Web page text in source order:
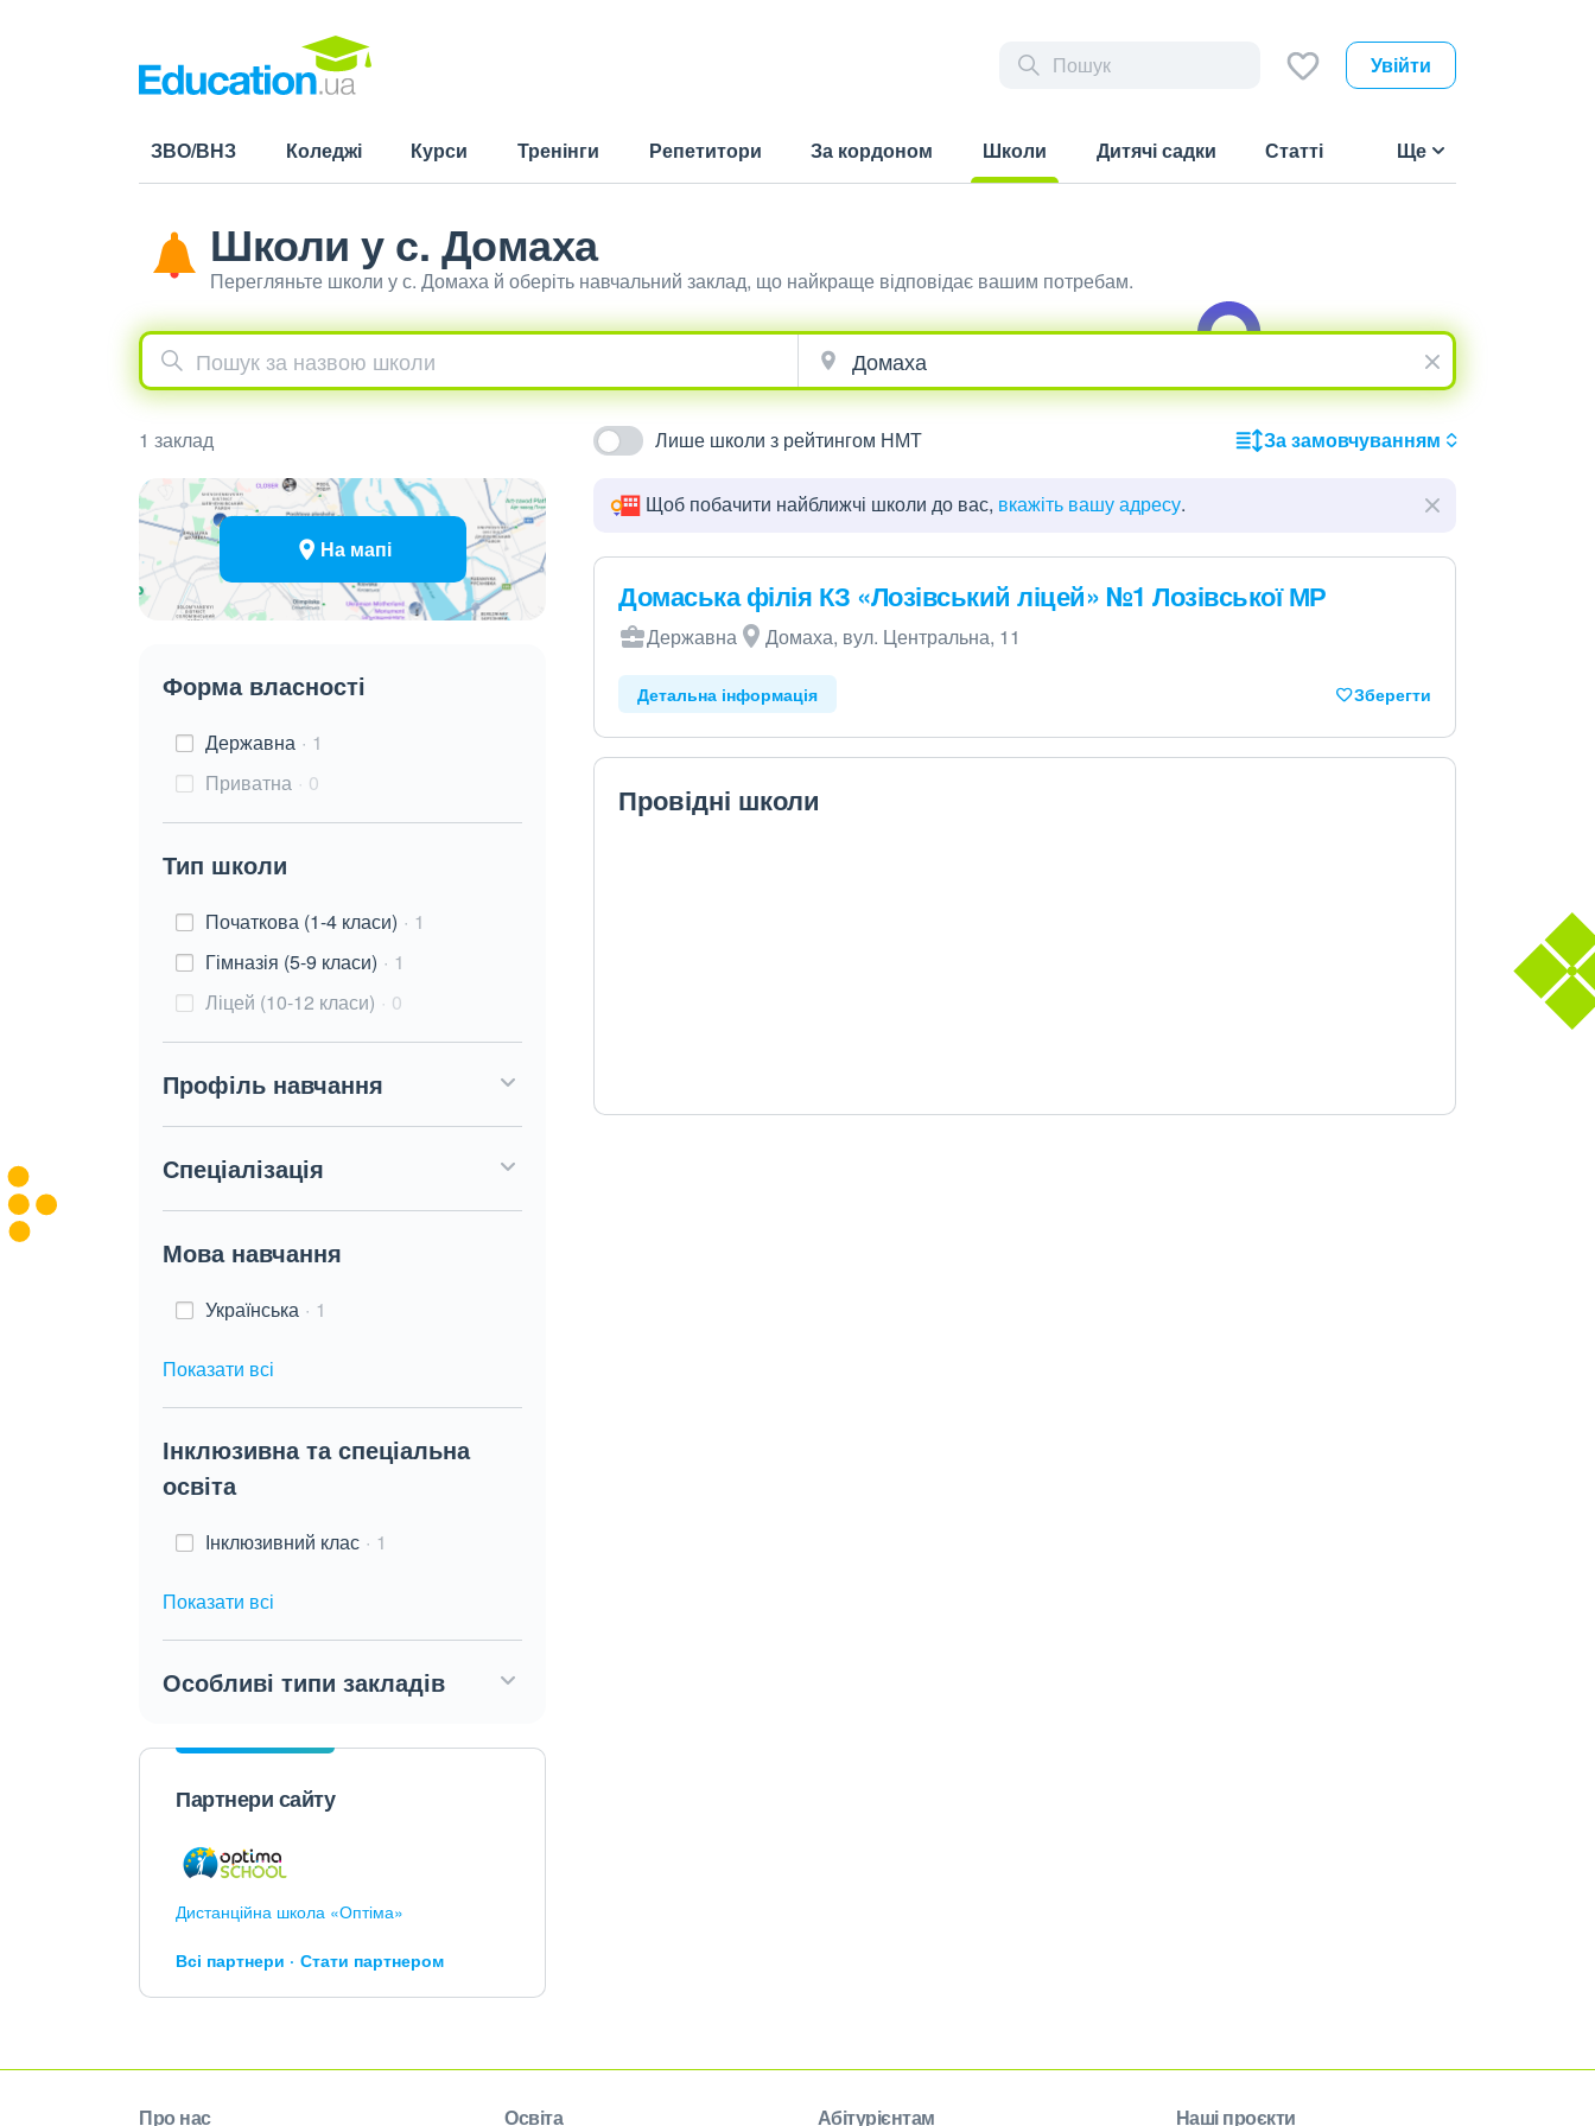
Увійти
ЗВО/ВНЗ Коледжі Курси Тренінги Репетитори За кордоном
Школи
Дитячі садки Статті Ще
Школи у с. Домаха
Перегляньте школи у с. Домаха й оберіть навчальний заклад, що найкраще відповідає вашим потребам.
1 заклад Лише школи з рейтингом НМТ За замовчуванням
На мапі
Форма власності
Державна
1
Приватна
0
Тип школи
Початкова (1-4 класи)
1
Гімназія (5-9 класи)
1
Ліцей (10-12 класи)
0
Профіль навчання
Спеціалізація
Мова навчання
Українська 1
Показати всі
Інклюзивна та спеціальна
освіта
Інклюзивний клас 1
Показати всі
Особливі типи закладів
Партнери сайту
Дистанційна школа «Оптіма»
Всі партнери Стати партнером
Щоб побачити найближчі школи до вас, вкажіть вашу адресу.
Домаська філія КЗ «Лозівський ліцей» №1 Лозівської МР
Державна Домаха, вул. Центральна, 11
Детальна інформація Зберегти
Провідні школи
Про нас Освіта Абітурієнтам Наші проєкти